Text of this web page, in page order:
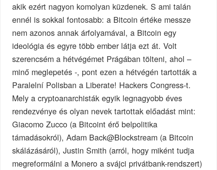
akik ezért nagyon komolyan küzdenek. S ami talán
ennél is sokkal fontosabb: a Bitcoin értéke messze
nem azonos annak árfolyamával, a Bitcoin egy
ideológia és egyre több ember látja ezt át. Volt
szerencsém a hétvégémet Prágában tölteni, ahol –
minő meglepetés -, pont ezen a hétvégén tartották a
Paralelní Polisban a Liberate! Hackers Congress-t.
Mely a cryptoanarchisták egyik legnagyobb éves
rendezvénye és olyan nevek tartottak előadást mint:
Giacomo Zucco (a Bitcoint érő belpolitika
támadásokról), Adam Back@Blockstream (a Bitcoin
skálázásáról), Justin Smith (arról, hogy miként tudja
megreformálni a Monero a svájci privátbank-rendszert)